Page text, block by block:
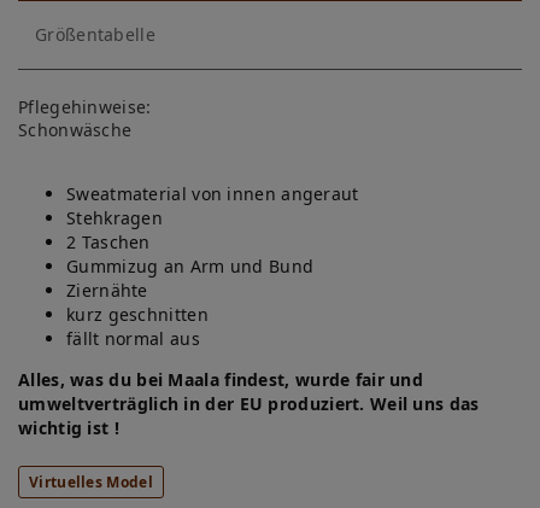
ch
lis
te
Größentabelle
Pflegehinweise:
Schonwäsche
Sweatmaterial von innen angeraut
Stehkragen
2 Taschen
Gummizug an Arm und Bund
Ziernähte
kurz geschnitten
fällt normal aus
Alles, was du bei Maala findest, wurde fair und
umweltverträglich in der EU produziert. Weil uns das
wichtig ist !
Virtuelles Model